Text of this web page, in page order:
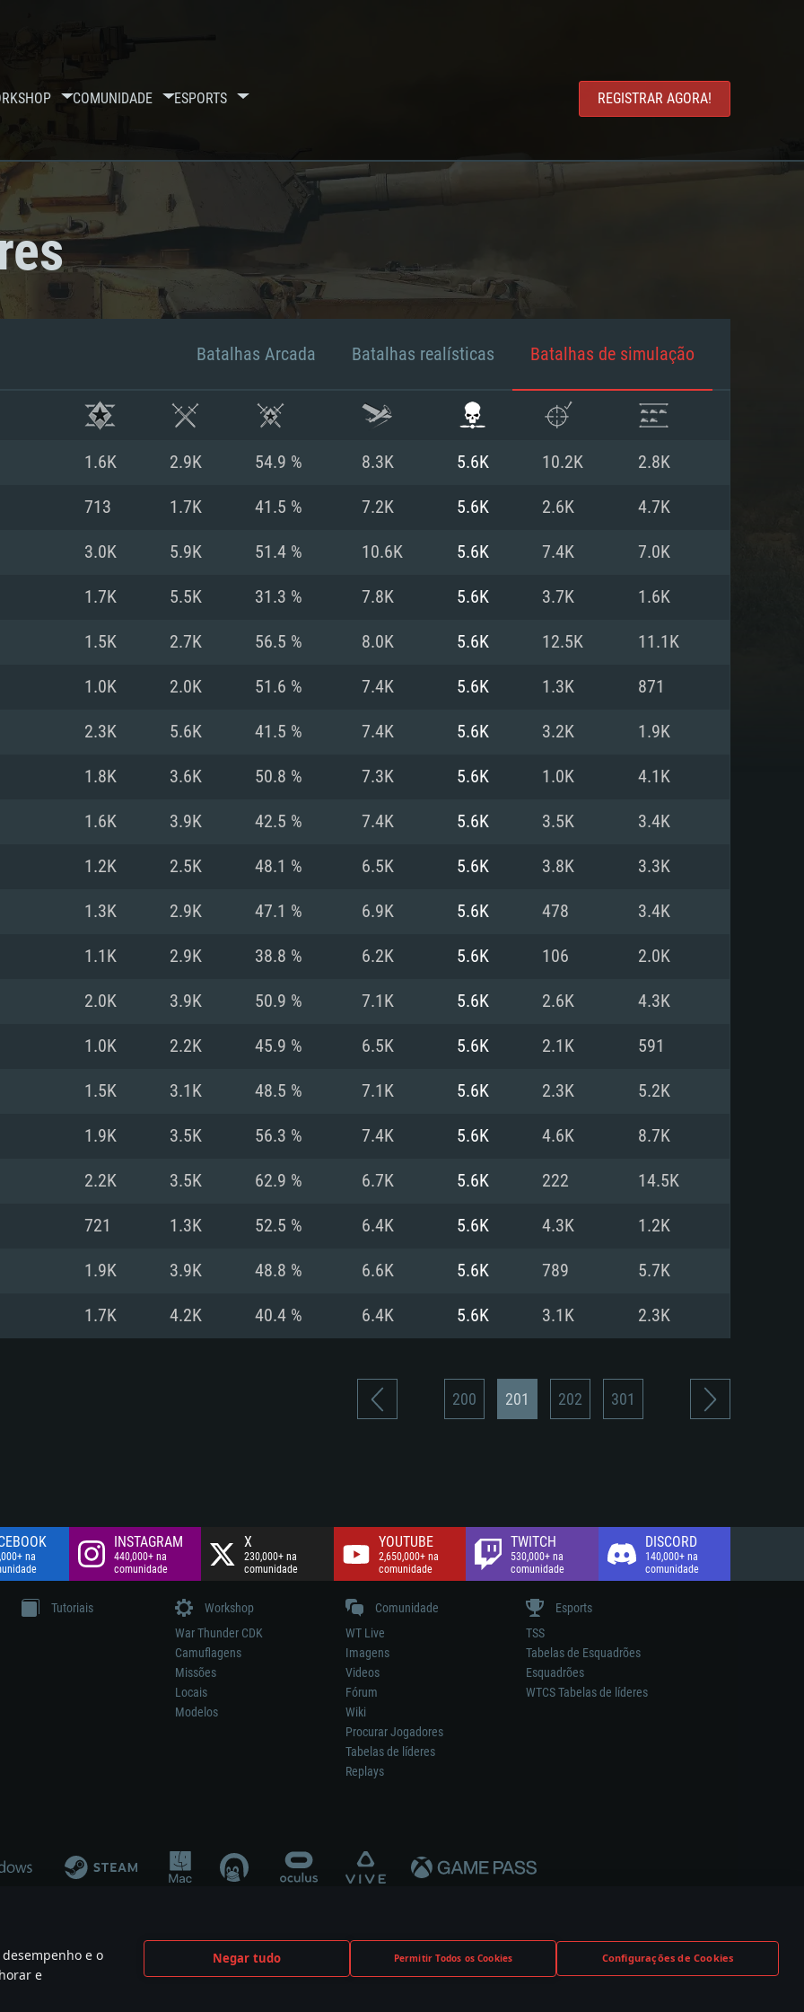
e o
e
Negar tudo Permitir Todos os Cookies Configurações de Cookies
COMUNIDADE ESPORTS REGISTRAR AGORA!
DE SISTEMA
Resolução
Recomendado
superior
Memória: 16 GB ou mais
Placa Gráfica: Placa com DirectX 11 ou superior;
Nvidia GeForce 1060 ou superior, Radeon RX 570
(Intel Xeon
Metal.
Recomendado
mais recente
Processador: Core i7 (Intel Xeon não suportado)
Memória: 8 GB
Placa Gráfica: Radeon Vega II ou superior com
suporte Metal.
Network: Internet de banda larga.
Disco: 60,2 GB
drivers mais
equivalentes
mínima
Recomendado
recentes (não mais de 6 meses) / equivalentes
AMD (Radeon RX 570) com os drivers mais
Vulkan.
Network: Internet de banda larga.
Disco: 60,2 GB
Batalhas Arcada Batalhas realísticas Batalhas de simulação
1.6K 2.9K 54.9 % 8.3K 5.6K 10.2K 2.8K
713 1.7K 41.5 % 7.2K 5.6K 2.6K 4.7K
3.0K 5.9K 51.4 % 10.6K 5.6K 7.4K 7.0K
1.7K 5.5K 31.3 % 7.8K 5.6K 3.7K 1.6K
1.5K 2.7K 56.5 % 8.0K 5.6K 12.5K 11.1K
1.0K 2.0K 51.6 % 7.4K 5.6K 1.3K 871
2.3K 5.6K 41.5 % 7.4K 5.6K 3.2K 1.9K
1.8K 3.6K 50.8 % 7.3K 5.6K 1.0K 4.1K
1.6K 3.9K 42.5 % 7.4K 5.6K 3.5K 3.4K
1.2K 2.5K 48.1 % 6.5K 5.6K 3.8K 3.3K
1.3K 2.9K 47.1 % 6.9K 5.6K 478 3.4K
1.1K 2.9K 38.8 % 6.2K 5.6K 106 2.0K
2.0K 3.9K 50.9 % 7.1K 5.6K 2.6K 4.3K
1.0K 2.2K 45.9 % 6.5K 5.6K 2.1K 591
1.5K 3.1K 48.5 % 7.1K 5.6K 2.3K 5.2K
1.9K 3.5K 56.3 % 7.4K 5.6K 4.6K 8.7K
2.2K 3.5K 62.9 % 6.7K 5.6K 222 14.5K
721 1.3K 52.5 % 6.4K 5.6K 4.3K 1.2K
1.9K 3.9K 48.8 % 6.6K 5.6K 789 5.7K
1.7K 4.2K 40.4 % 6.4K 5.6K 3.1K 2.3K
200 201 202 301
na
INSTAGRAM
440,000+ na
comunidade
X
230,000+ na
comunidade
YOUTUBE
2,650,000+ na
comunidade
TWITCH
530,000+ na
comunidade
DISCORD
140,000+ na
comunidade
Tutoriais
Workshop
War Thunder CDK
Camuflagens
Missões
Locais
Modelos
Comunidade
WT Live
Imagens
Videos
Fórum
Wiki
Procurar Jogadores
Tabelas de líderes
Replays
Esports
TSS
Tabelas de Esquadrões
Esquadrões
WTCS Tabelas de líderes
significa participação no desenvolvimento, patrocínio ou aval do respetivo construtor.
are the property of their respective owners.